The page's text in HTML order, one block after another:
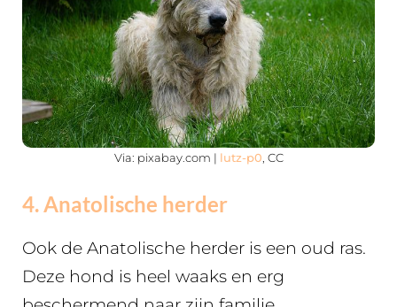
Via: pixabay.com | lutz-p0 , CC
4. Anatolische herder
Ook de Anatolische herder is een oud ras.
Deze hond is heel waaks en erg